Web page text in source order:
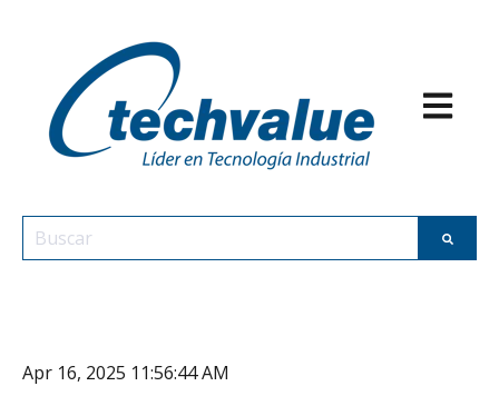
Abrir
Esto es un campo de búsqueda con una función de
Apr 16, 2025 11:56:44 AM